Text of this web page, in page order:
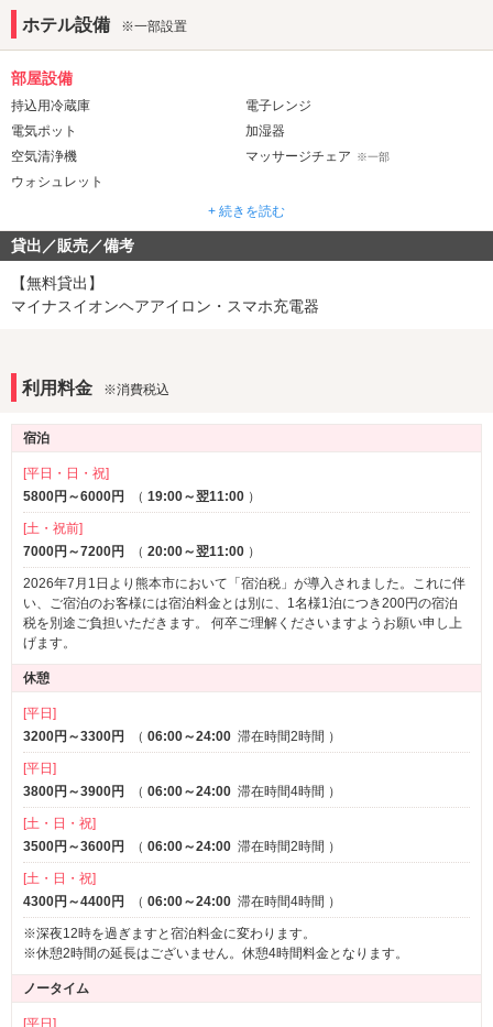
ホテル設備 ※一部設置
部屋設備
持込用冷蔵庫
電子レンジ
電気ポット
加湿器
空気清浄機
マッサージチェア ※一部
ウォシュレット
Wi-Fi
iPhone充電器
ブルーレイプレーヤー
ヘアアイロン
1名利用可
+ 続きを読む
貸出／販売／備考
【無料貸出】
マイナスイオンヘアアイロン・スマホ充電器
利用料金 ※消費税込
宿泊
[平日・日・祝]
5800円～6000円
（ 19:00～翌11:00 ）
[土・祝前]
7000円～7200円
（ 20:00～翌11:00 ）
2026年7月1日より熊本市において「宿泊税」が導入されました。これに伴
い、ご宿泊のお客様には宿泊料金とは別に、1名様1泊につき200円の宿泊
税を別途ご負担いただきます。 何卒ご理解くださいますようお願い申し上
げます。
休憩
[平日]
3200円～3300円
（ 06:00～24:00 滞在時間2時間 ）
[平日]
3800円～3900円
（ 06:00～24:00 滞在時間4時間 ）
[土・日・祝]
3500円～3600円
（ 06:00～24:00 滞在時間2時間 ）
[土・日・祝]
4300円～4400円
（ 06:00～24:00 滞在時間4時間 ）
※深夜12時を過ぎますと宿泊料金に変わります。
※休憩2時間の延長はございません。休憩4時間料金となります。
ノータイム
[平日]